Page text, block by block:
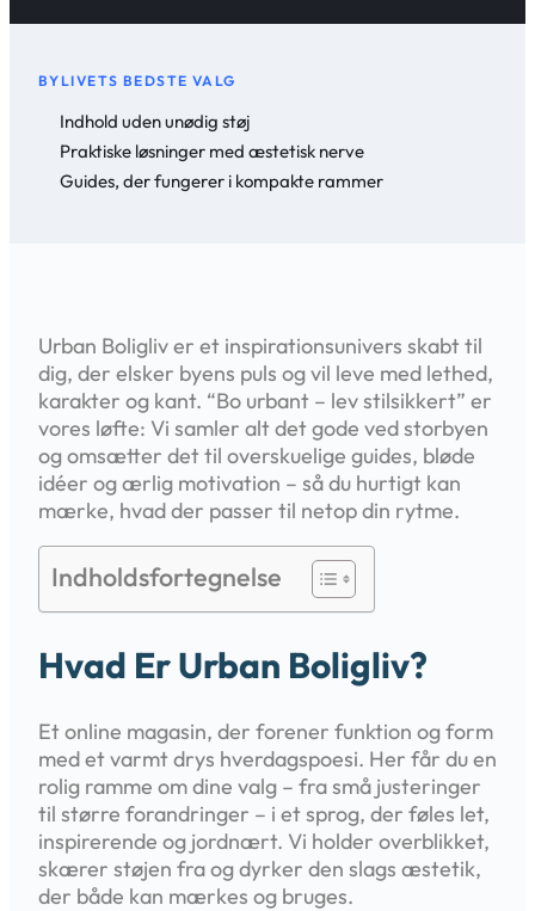
BYLIVETS BEDSTE VALG
Indhold uden unødig støj
Praktiske løsninger med æstetisk nerve
Guides, der fungerer i kompakte rammer
Urban Boligliv er et inspirationsunivers skabt til
dig, der elsker byens puls og vil leve med lethed,
karakter og kant. “Bo urbant – lev stilsikkert” er
vores løfte: Vi samler alt det gode ved storbyen
og omsætter det til overskuelige guides, bløde
idéer og ærlig motivation – så du hurtigt kan
mærke, hvad der passer til netop din rytme.
Indholdsfortegnelse
Hvad Er Urban Boligliv?
Et online magasin, der forener funktion og form
med et varmt drys hverdagspoesi. Her får du en
rolig ramme om dine valg – fra små justeringer
til større forandringer – i et sprog, der føles let,
inspirerende og jordnært. Vi holder overblikket,
skærer støjen fra og dyrker den slags æstetik,
der både kan mærkes og bruges.